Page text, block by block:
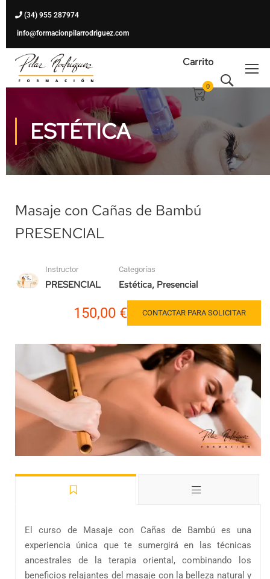
(34) 955 287974
info@formacionpilarrodriguez.com
Carrito
0
ESTÉTICA
Masaje con Cañas de Bambú
PRESENCIAL
Instructor
PRESENCIAL
Categorías
Estética, Presencial
150,00 € CONTACTAR PARA SOLICITAR
El curso de Masaje con Cañas de Bambú es una
experiencia única que te sumergirá en las técnicas
ancestrales de la terapia oriental, combinando los
beneficios relajantes del masaje con la belleza natural y